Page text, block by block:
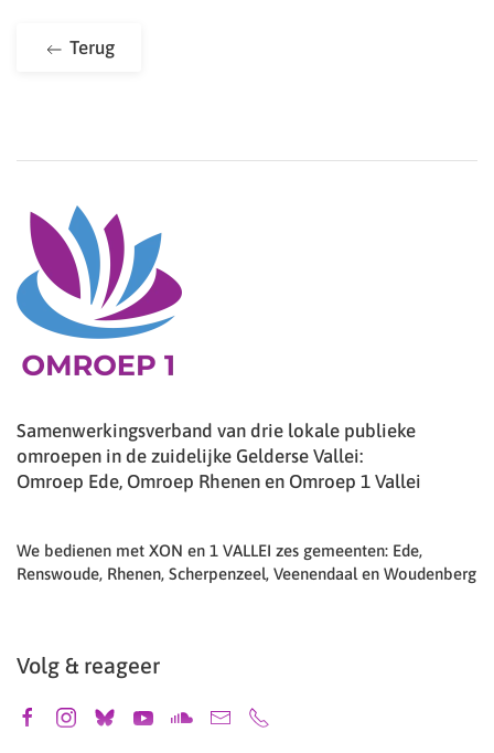
Terug
Samenwerkingsverband van drie lokale publieke
omroepen in de zuidelijke Gelderse Vallei:
Omroep Ede, Omroep Rhenen en Omroep 1 Vallei
We bedienen met XON en 1 VALLEI zes gemeenten: Ede,
Renswoude, Rhenen, Scherpenzeel, Veenendaal en Woudenberg
Volg & reageer